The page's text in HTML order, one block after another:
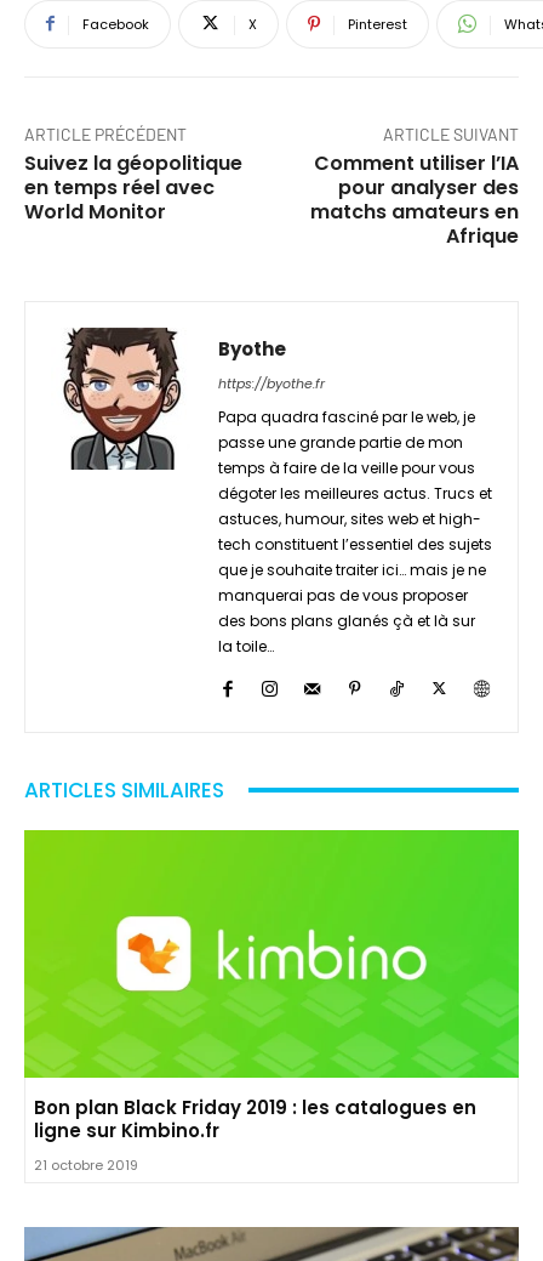
Facebook X Pinterest
ARTICLE PRÉCÉDENT
Suivez la géopolitique
en temps réel avec
World Monitor
ARTICLE SUIVANT
Comment utiliser l’IA
pour analyser des
matchs amateurs en
Afrique
Byothe
https://byothe.fr
Papa quadra fasciné par le web, je
passe une grande partie de mon
temps à faire de la veille pour vous
dégoter les meilleures actus. Trucs et
astuces, humour, sites web et high-
tech constituent l’essentiel des sujets
que je souhaite traiter ici… mais je ne
manquerai pas de vous proposer
des bons plans glanés çà et là sur
la toile…
ARTICLES SIMILAIRES
Bon plan Black Friday 2019 : les catalogues en
ligne sur Kimbino.fr
21 octobre 2019